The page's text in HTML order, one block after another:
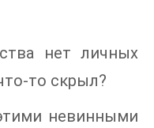
нет личных
то скрыл?
невинными